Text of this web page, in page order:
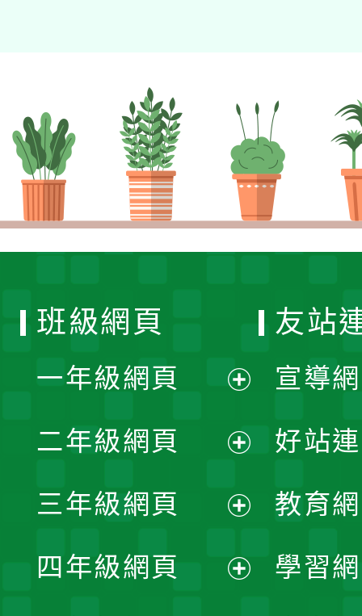
班級網頁
一年級網頁
開
選
單
二年級網頁
開
選
三年級網頁
開
四年級網頁
友站
宣導
好站
教育
學習